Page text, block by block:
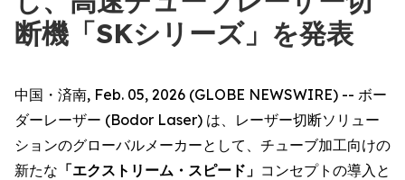
断機「SKシリーズ」を発表
中国・済南, Feb. 05, 2026 (GLOBE NEWSWIRE) -- ボー
ダーレーザー (Bodor Laser) は、レーザー切断ソリュー
ションのグローバルメーカーとして、チューブ加工向けの
新たな 「エクストリーム・スピード」 コンセプトの導入と